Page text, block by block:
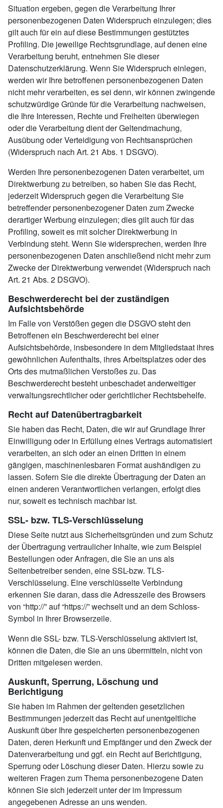
Situation ergeben, gegen die Verarbeitung Ihrer
personenbezogenen Daten Widerspruch einzulegen; dies
gilt auch für ein auf diese Bestimmungen gestütztes
Profiling. Die jeweilige Rechtsgrundlage, auf denen eine
Verarbeitung beruht, entnehmen Sie dieser
Datenschutzerklärung. Wenn Sie Widerspruch einlegen,
werden wir Ihre betroffenen personenbezogenen Daten
nicht mehr verarbeiten, es sei denn, wir können zwingende
schutzwürdige Gründe für die Verarbeitung nachweisen,
die Ihre Interessen, Rechte und Freiheiten überwiegen
oder die Verarbeitung dient der Geltendmachung,
Ausübung oder Verteidigung von Rechtsansprüchen
(Widerspruch nach Art. 21 Abs. 1 DSGVO).
Werden Ihre personenbezogenen Daten verarbeitet, um
Direktwerbung zu betreiben, so haben Sie das Recht,
jederzeit Widerspruch gegen die Verarbeitung Sie
betreffender personenbezogener Daten zum Zwecke
derartiger Werbung einzulegen; dies gilt auch für das
Profiling, soweit es mit solcher Direktwerbung in
Verbindung steht. Wenn Sie widersprechen, werden Ihre
personenbezogenen Daten anschließend nicht mehr zum
Zwecke der Direktwerbung verwendet (Widerspruch nach
Art. 21 Abs. 2 DSGVO).
Beschwerderecht bei der zuständigen
Aufsichtsbehörde
Im Falle von Verstößen gegen die DSGVO steht den
Betroffenen ein Beschwerderecht bei einer
Aufsichtsbehörde, insbesondere in dem Mitgliedstaat ihres
gewöhnlichen Aufenthalts, ihres Arbeitsplatzes oder des
Orts des mutmaßlichen Verstoßes zu. Das
Beschwerderecht besteht unbeschadet anderweitiger
verwaltungsrechtlicher oder gerichtlicher Rechtsbehelfe.
Recht auf Datenübertragbarkeit
Sie haben das Recht, Daten, die wir auf Grundlage Ihrer
Einwilligung oder in Erfüllung eines Vertrags automatisiert
verarbeiten, an sich oder an einen Dritten in einem
gängigen, maschinenlesbaren Format aushändigen zu
lassen. Sofern Sie die direkte Übertragung der Daten an
einen anderen Verantwortlichen verlangen, erfolgt dies
nur, soweit es technisch machbar ist.
SSL- bzw. TLS-Verschlüsselung
Diese Seite nutzt aus Sicherheitsgründen und zum Schutz
der Übertragung vertraulicher Inhalte, wie zum Beispiel
Bestellungen oder Anfragen, die Sie an uns als
Seitenbetreiber senden, eine SSL-bzw. TLS-
Verschlüsselung. Eine verschlüsselte Verbindung
erkennen Sie daran, dass die Adresszeile des Browsers
von “http://” auf “https://” wechselt und an dem Schloss-
Symbol in Ihrer Browserzeile.
Wenn die SSL- bzw. TLS-Verschlüsselung aktiviert ist,
können die Daten, die Sie an uns übermitteln, nicht von
Dritten mitgelesen werden.
Auskunft, Sperrung, Löschung und
Berichtigung
Sie haben im Rahmen der geltenden gesetzlichen
Bestimmungen jederzeit das Recht auf unentgeltliche
Auskunft über Ihre gespeicherten personenbezogenen
Daten, deren Herkunft und Empfänger und den Zweck der
Datenverarbeitung und ggf. ein Recht auf Berichtigung,
Sperrung oder Löschung dieser Daten. Hierzu sowie zu
weiteren Fragen zum Thema personenbezogene Daten
können Sie sich jederzeit unter der im Impressum
angegebenen Adresse an uns wenden.